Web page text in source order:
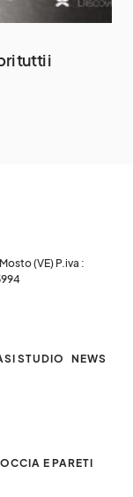
tutti i
(VE) P.iva :
STUDIO NEWS
E PARETI